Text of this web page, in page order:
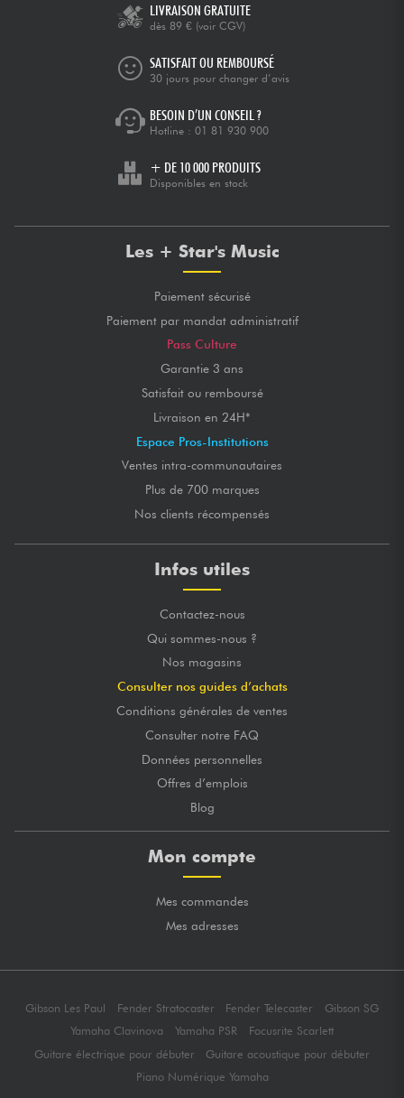
LIVRAISON GRATUITE
dès 89 € (voir CGV)
SATISFAIT OU REMBOURSÉ
30 jours pour changer d’avis
BESOIN D’UN CONSEIL ?
Hotline : 01 81 930 900
+ DE 10 000 PRODUITS
Disponibles en stock
Les + Star's Music
Paiement sécurisé
Paiement par mandat administratif
Pass Culture
Garantie 3 ans
Satisfait ou remboursé
Livraison en 24H*
Espace Pros-Institutions
Ventes intra-communautaires
Plus de 700 marques
Nos clients récompensés
Infos utiles
Contactez-nous
Qui sommes-nous ?
Nos magasins
Consulter nos guides d’achats
Conditions générales de ventes
Consulter notre FAQ
Données personnelles
Offres d’emplois
Blog
Mon compte
Mes commandes
Mes adresses
Gibson Les Paul Fender Stratocaster Fender Telecaster
Gibson SG
Yamaha Clavinova
Yamaha PSR
Focusrite Scarlett
Guitare électrique pour débuter
Guitare acoustique pour débuter
Piano Numérique Yamaha